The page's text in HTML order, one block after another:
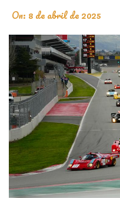
On: 8 de abril de 2025